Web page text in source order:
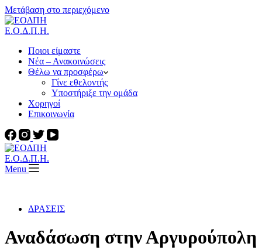
Μετάβαση στο περιεχόμενο
Ε.Ο.Δ.Π.Η.
Ποιοι είμαστε
Νέα – Ανακοινώσεις
Θέλω να προσφέρω
Γίνε εθελοντής
Υποστήριξε την ομάδα
Χορηγοί
Επικοινωνία
Ε.Ο.Δ.Π.Η.
Menu
ΔΡΑΣΕΙΣ
Αναδάσωση στην Αργυρούπολη